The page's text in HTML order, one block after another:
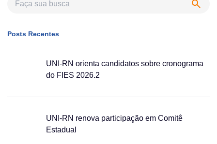
Posts Recentes
UNI-RN orienta candidatos sobre cronograma
do FIES 2026.2
UNI-RN renova participação em Comitê
Estadual